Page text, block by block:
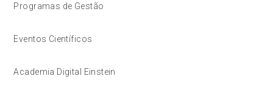
Programas de Gestão
Eventos Científicos
Academia Digital Einstein